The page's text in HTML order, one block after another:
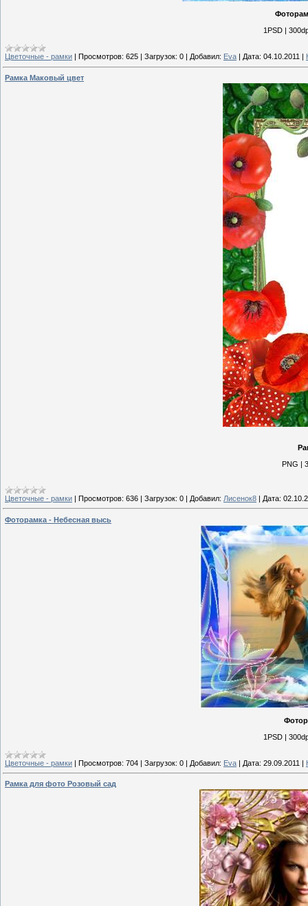
1PSD |
Цветочные - рамки | Просмотров: 625 | Загрузок: 0 | Добавил: Eva | Дата: 04.10.2011 |
Рамка Маковый цвет
PNG |
Цветочные - рамки | Просмотров: 636 | Загрузок: 0 | Добавил: Лисенок8 | Дата:
Фоторамка - Небесная высь
1PSD |
Цветочные - рамки | Просмотров: 704 | Загрузок: 0 | Добавил: Eva | Дата: 29.09.2011 |
Рамка для фото Розовый сад